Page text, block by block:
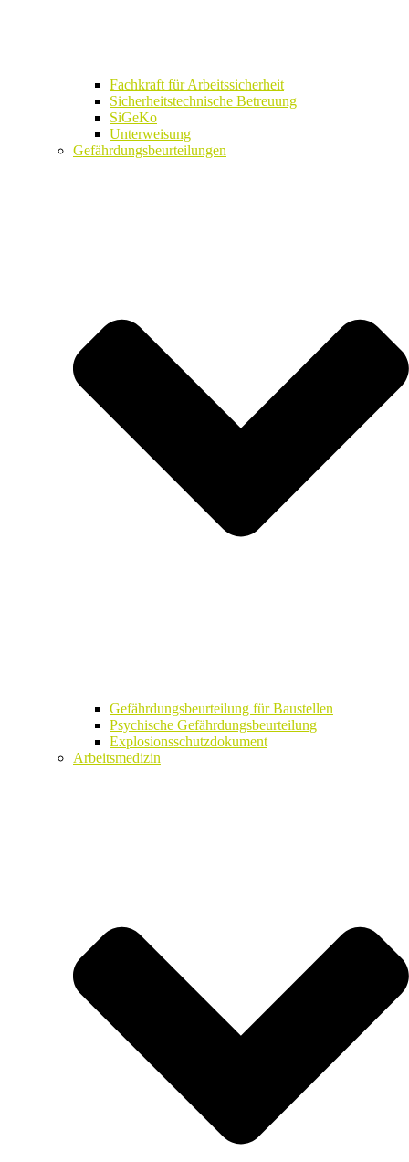
Fachkraft für Arbeitssicherheit
Sicherheitstechnische Betreuung
SiGeKo
Unterweisung
Gefährdungsbeurteilungen
Gefährdungsbeurteilung für Baustellen
Psychische Gefährdungsbeurteilung
Explosionsschutzdokument
Arbeitsmedizin